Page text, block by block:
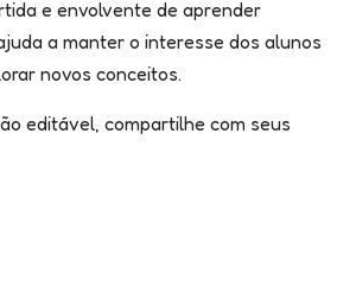
e envolvente de aprender
a manter o interesse dos alunos
novos conceitos.
editável, compartilhe com seus